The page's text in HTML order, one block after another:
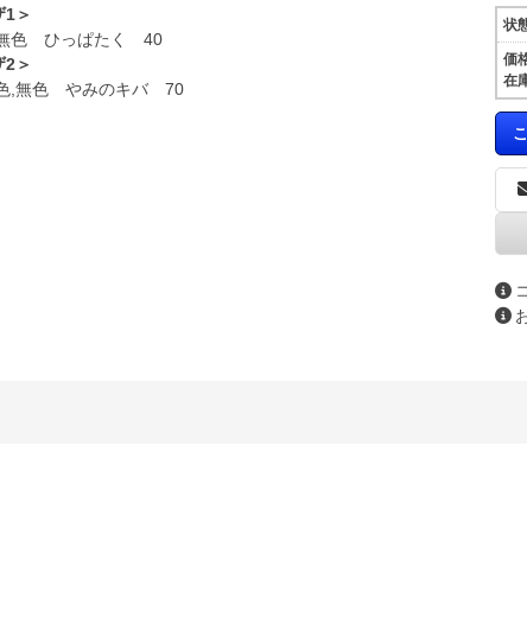
1＞
色 ひっぱたく 40
2＞
,無色 やみのキバ 70
状
価
在